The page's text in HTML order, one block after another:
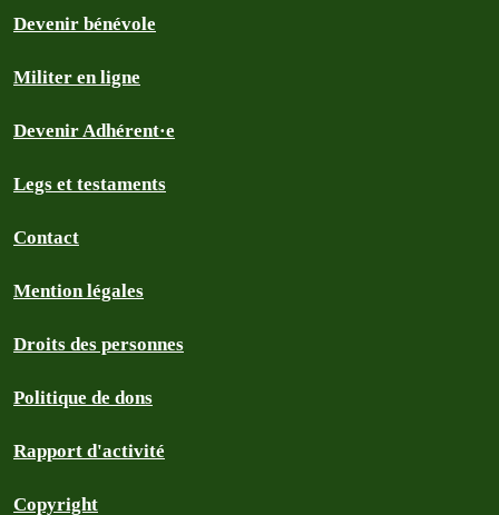
Devenir bénévole
Militer en ligne
Devenir Adhérent·e
Legs et testaments
Contact
Mention légales
Droits des personnes
Politique de dons
Rapport d'activité
Copyright